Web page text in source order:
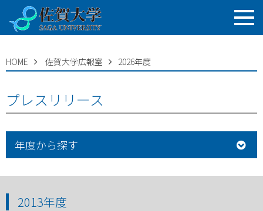
HOME 佐賀大学広報室 2026年度
プレスリリース
年度から探す
2013年度